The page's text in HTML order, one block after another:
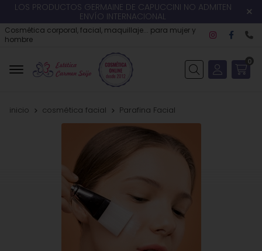
LOS PRODUCTOS GERMAINE DE CAPUCCINI NO ADMITEN
ENVÍO INTERNACIONAL
Cosmética corporal, facial, maquillaje... para mujer y
hombre
Buscar
0
inicio cosmética facial Parafina Facial